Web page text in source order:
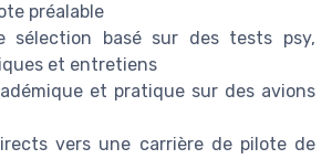
préalable
sélection basé sur des tests psy,
et entretiens
et pratique sur des avions
vers une carrière de pilote de